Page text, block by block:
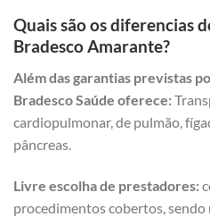
Quais são os diferencias
Bradesco Amarante?
Além das garantias previstas
Bradesco Saúde oferece:
cardiopulmonar, de pulmão,
pâncreas.
Livre escolha de prestadores:
procedimentos cobertos, sendo